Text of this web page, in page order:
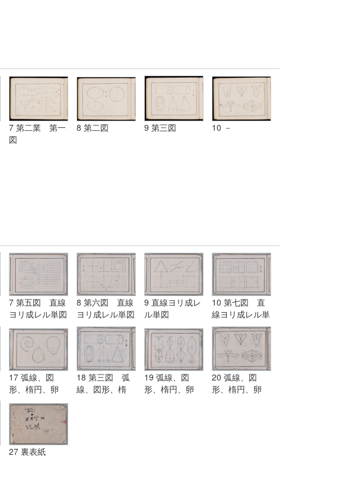
7 第二業 第一
図
8 第二図 9 第三図 10 －
7 第五図 直線
ヨリ成レル単図
8 第六図 直線
ヨリ成レル単図
9 直線ヨリ成レ
ル単図
10 第七図 直
線ヨリ成レル単
図
17 弧線、図
形、楕円、卵
形、渦線、円
柱、円錐等ヲ描
ク法及弧線ヨリ
成レル単図
18 第三図 弧
線、図形、楕
19 弧線、図
形、楕円、卵
20 弧線、図
形、楕円、卵
27 裏表紙